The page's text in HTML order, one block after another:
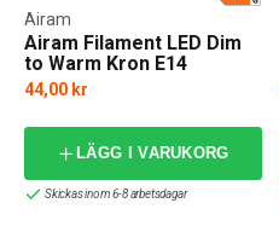
Airam Filament LED Dim
to Warm Kron E14
Airam
44,00 kr
LÄGG I VARUKORG
Skickas inom 6-8 arbetsdagar